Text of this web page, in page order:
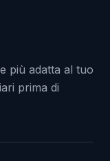
più adatta al tuo
prima di